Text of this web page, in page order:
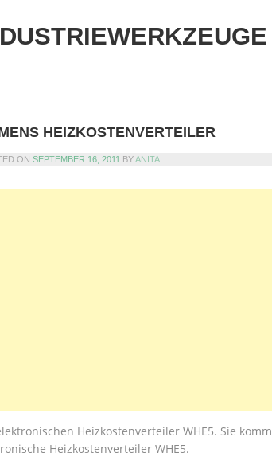
HEIZKOSTENVERTEILER
ON SEPTEMBER 16, 2011 BYANITA
Heizkostenverteiler WHE5. Sie
Heizkostenverteiler WHE5.